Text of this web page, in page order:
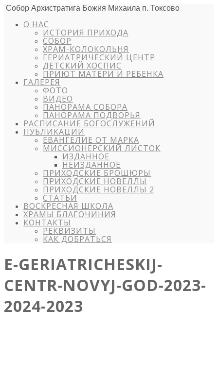
Собор Архистратига Божия Михаила п. Токсово
О НАС
ИСТОРИЯ ПРИХОДА
СОБОР
ХРАМ-КОЛОКОЛЬНЯ
ГЕРИАТРИЧЕСКИЙ ЦЕНТР
ДЕТСКИЙ ХОСПИС
ПРИЮТ МАТЕРИ И РЕБЕНКА
ГАЛЕРЕЯ
ФОТО
ВИДЕО
ПАНОРАМА СОБОРА
ПАНОРАМА ПОДВОРЬЯ
РАСПИСАНИЕ БОГОСЛУЖЕНИЙ
ПУБЛИКАЦИИ
ЕВАНГЕЛИЕ ОТ МАРКА
МИССИОНЕРСКИЙ ЛИСТОК
ИЗДАННОЕ
НЕИЗДАННОЕ
ПРИХОДСКИЕ БРОШЮРЫ
ПРИХОДСКИЕ НОВЕЛЛЫ
ПРИХОДСКИЕ НОВЕЛЛЫ 2
СТАТЬИ
ВОСКРЕСНАЯ ШКОЛА
ХРАМЫ БЛАГОЧИНИЯ
КОНТАКТЫ
РЕКВИЗИТЫ
КАК ДОБРАТЬСЯ
E-GERIATRICHESKIJ-
CENTR-NOVYJ-GOD-2023-
2024-2023